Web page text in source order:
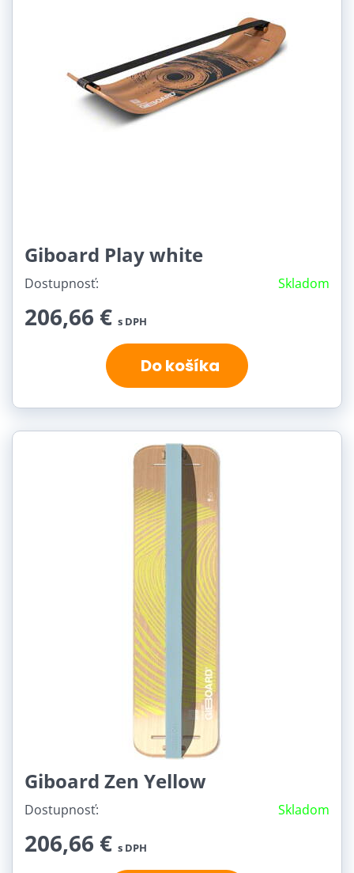
Giboard Play white
Dostupnosť: Skladom
206,66 € s DPH
Do košíka
Giboard Zen Yellow
Dostupnosť: Skladom
206,66 € s DPH